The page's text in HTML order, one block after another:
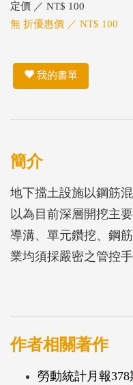
定價 ／ NT$ 100
無 折優惠價 ／ NT$ 100
我的書單
簡介
地下擋土設施以鋼筋
以為目前深層開挖主
導溝、單元鑽挖、鋼
業均須採嚴密之管控
作者相關著作
勞動統計月報378